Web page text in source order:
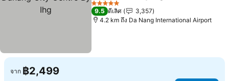
5 ดาว
9.5 ดีเลิศ
3,357
4.2 km ถึง Da Nang International Airport
จาก ฿2,499